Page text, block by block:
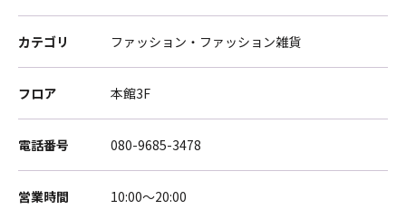
カテゴリ ファッション・ファッション雑貨
フロア 本館3F
電話番号 080-9685-3478
営業時間 10:00～20:00